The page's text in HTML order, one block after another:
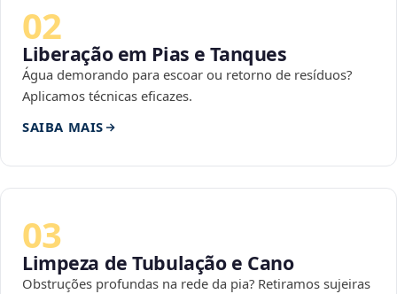
02
Liberação em Pias e Tanques
Água demorando para escoar ou retorno de resíduos?
Aplicamos técnicas eficazes.
SAIBA MAIS
03
Limpeza de Tubulação e Cano
Obstruções profundas na rede da pia? Retiramos sujeiras